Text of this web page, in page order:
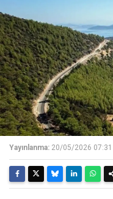
Yayınlanma: 20/05/2026 07:31